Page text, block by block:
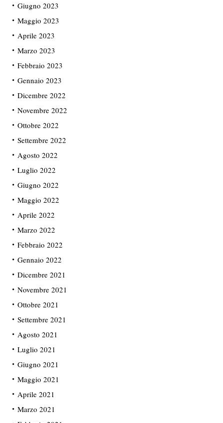
Giugno 2023
Maggio 2023
Aprile 2023
Marzo 2023
Febbraio 2023
Gennaio 2023
Dicembre 2022
Novembre 2022
Ottobre 2022
Settembre 2022
Agosto 2022
Luglio 2022
Giugno 2022
Maggio 2022
Aprile 2022
Marzo 2022
Febbraio 2022
Gennaio 2022
Dicembre 2021
Novembre 2021
Ottobre 2021
Settembre 2021
Agosto 2021
Luglio 2021
Giugno 2021
Maggio 2021
Aprile 2021
Marzo 2021